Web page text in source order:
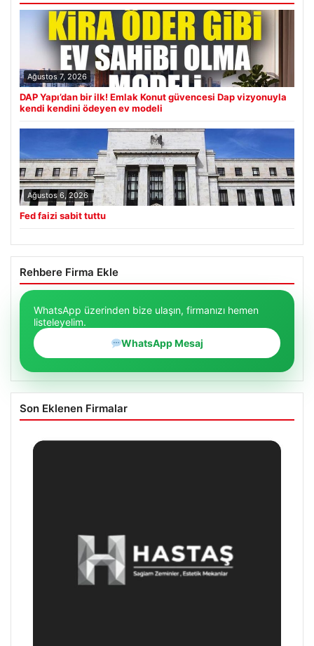
Ağustos 7, 2026
DAP Yapı’dan bir ilk! Emlak Konut güvencesi Dap vizyonuyla
kendi kendini ödeyen ev modeli
Ağustos 6, 2026
Fed faizi sabit tuttu
Rehbere Firma Ekle
WhatsApp üzerinden bize ulaşın, firmanızı hemen
listeleyelim.
WhatsApp Mesaj
Son Eklenen Firmalar